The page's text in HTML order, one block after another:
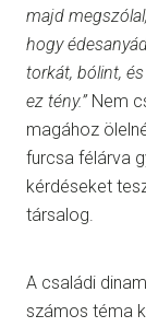
majd
hogy
torkát, bólint,
ez tény.”Nem
magához
furcsa félárva
kérdéseket
társalog.
A családi
számos téma